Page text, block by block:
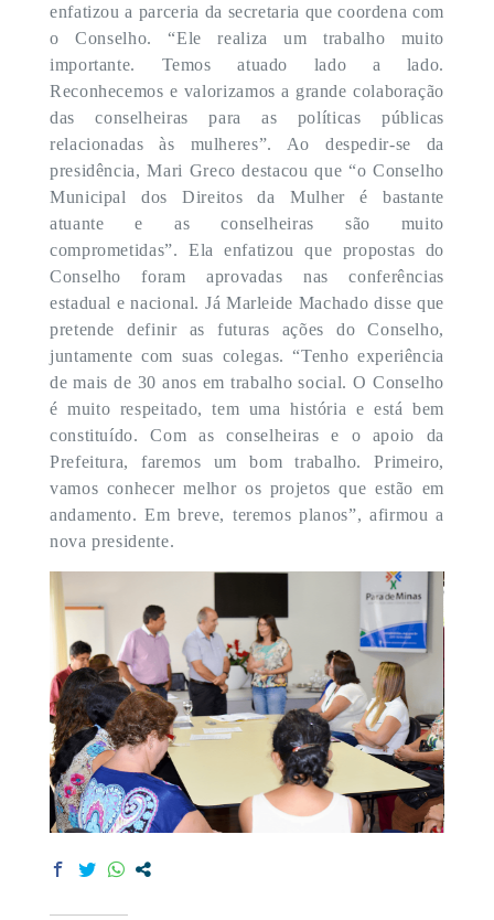
enfatizou a parceria da secretaria que coordena com
o Conselho. “Ele realiza um trabalho muito
importante. Temos atuado lado a lado.
Reconhecemos e valorizamos a grande colaboração
das conselheiras para as políticas públicas
relacionadas às mulheres”. Ao despedir-se da
presidência, Mari Greco destacou que “o Conselho
Municipal dos Direitos da Mulher é bastante
atuante e as conselheiras são muito
comprometidas”. Ela enfatizou que propostas do
Conselho foram aprovadas nas conferências
estadual e nacional. Já Marleide Machado disse que
pretende definir as futuras ações do Conselho,
juntamente com suas colegas. “Tenho experiência
de mais de 30 anos em trabalho social. O Conselho
é muito respeitado, tem uma história e está bem
constituído. Com as conselheiras e o apoio da
Prefeitura, faremos um bom trabalho. Primeiro,
vamos conhecer melhor os projetos que estão em
andamento. Em breve, teremos planos”, afirmou a
nova presidente.